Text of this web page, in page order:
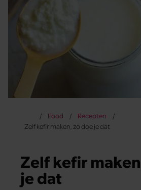
Food
Recepten
Zelf kefir maken, zo doe je dat
Zelf kefir
je dat